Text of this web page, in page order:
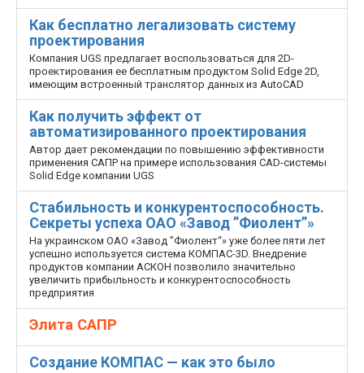
Как бесплатно легализовать систему
проектирования
Компания UGS предлагает воспользоваться для 2D-
проектирования ее бесплатным продуктом Solid Edge 2D,
имеющим встроенный транслятор данных из AutoCAD
Как получить эффект от
автоматизированного проектирования
Автор дает рекомендации по повышению эффективности
применения САПР на примере использования CAD-системы
Solid Edge компании UGS
Стабильность и конкурентоспособность.
Секреты успеха ОАО «Завод ”Фиолент”»
На украинском ОАО «Завод ”Фиолент“» уже более пяти лет
успешно используется система КОМПАС-3D. Внедрение
продуктов компании АСКОН позволило значительно
увеличить прибыльность и конкурентоспособность
предприятия
Элита САПР
Создание КОМПАС — как это было